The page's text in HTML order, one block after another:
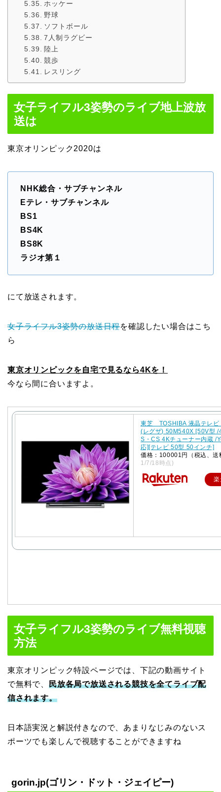
ホッケー
野球
ソフトボール
7人制ラグビー
陸上
競歩
レスリング
女子ライフル3姿勢のライブ地上波放
送は
東京オリンピック2020は
NHK総合・サブチャンネル
Eテレ・サブチャンネル
BS1
BS4K
BS8K
ラジオ第１
にて放送されます。
女子ライフル3姿勢の放送日程を確認したい場合はこち
ら
東京オリンピックを自宅で見るなら4Kを！
今なら間に合いますよ。
東芝 TOSHIBA 液晶テレビ
(レグザ) 50M540X [50V型 /
S・CS 4Kチューナー内蔵 /
応][テレビ 50型 50インチ]
価格：100001円（税込、
1/7/18時点)
女子ライフル3姿勢のライブ無料視聴
方法
東京オリンピック特設ページでは、下記の動画サイト
で無料で、 民放各局で放送される競技を全てライブ配
信されます。
日本語実況と解説付きなので、あまりなじみのないス
ポーツでも楽しんで視聴することができますね
gorin.jp(ゴリン・ドット・ジェイピー)